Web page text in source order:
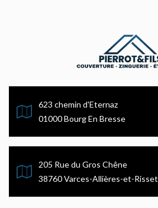
623 chemin d'Eternaz
01000 Bourg En Bresse
205 Rue du Gros Chêne
38760 Varces-Allières-et-Risset